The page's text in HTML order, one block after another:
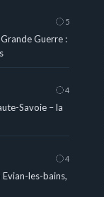
5
Guerre :
4
Savoie – la
4
les-bains,